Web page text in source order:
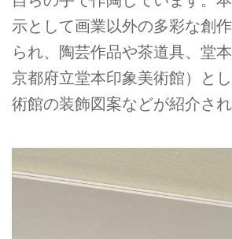
示として画業以外の多彩な創
られ、陶芸作品や茶道具、堂
京都府立堂本印象美術館）と
術館の装飾図案などが紹介され